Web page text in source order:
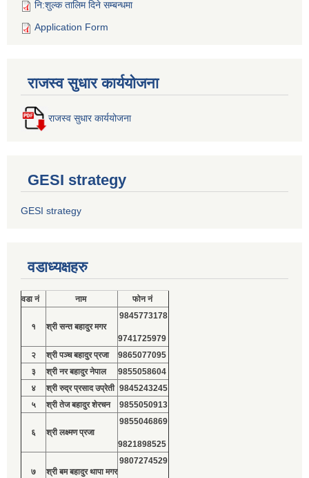
नि:शुल्क तालिम दिने सम्बन्धमा
Application Form
राजस्व सुधार कार्ययोजना
राजस्व सुधार कार्ययोजना
GESI strategy
GESI strategy
वडाध्यक्षहरु
वडा नं नाम फोन नं
१ श्री सन्त बहादुर मगर
9845773178
9741725979
२
श्री पञ्च बहादुर प्रजा
9865077095
३
श्री नर बहादुर नेपाल
9855058604
४
श्री रुद्र प्रसाद उप्रेती 9845243245
५
श्री तेज बहादुर शेरचन 9855050913
६ श्री लक्ष्मण प्रजा
9855046869
9821898525
७ श्री बम बहादुर थापा मगर
9807274529